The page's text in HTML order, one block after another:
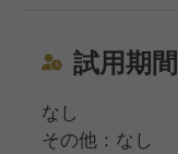
試用期間
なし
その他：なし